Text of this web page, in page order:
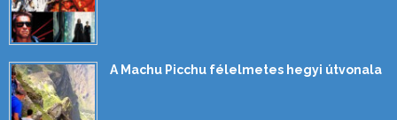
A Machu Picchu félelmetes hegyi útvonala